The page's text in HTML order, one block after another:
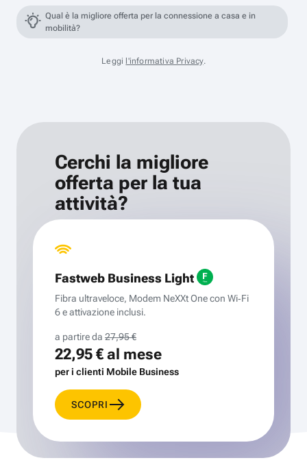
Qual è la migliore offerta per la connessione a casa e in
mobilità?
Leggi l'informativa Privacy.
Cerchi la migliore
offerta per la tua
attività?
Fastweb Business Light
Fibra ultraveloce, Modem NeXXt One con Wi‑Fi
6 e attivazione inclusi.
a partire da 27,95 €
22,95 €al mese
per i clienti Mobile Business
SCOPRI